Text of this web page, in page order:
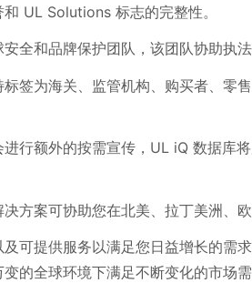
UL Solutions 标志的完整性。
全和品牌保护团队，该团队协助执
签为海关、监管机构、购买者、零
行额外的按需宣传，UL iQ 数据库
方案可协助您在北美、拉丁美洲、
可提供服务以满足您日益增长的需
的全球环境下满足不断变化的市场需